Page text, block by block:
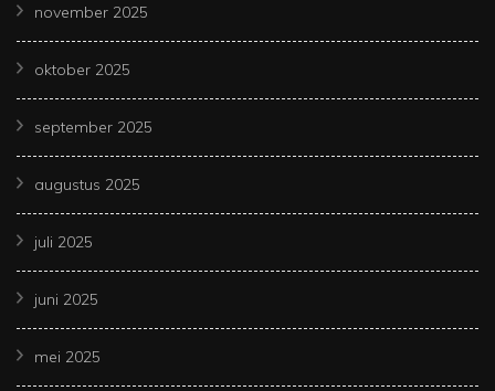
november 2025
oktober 2025
september 2025
augustus 2025
juli 2025
juni 2025
mei 2025